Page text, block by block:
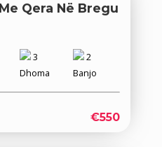
Qera Në Bregu
3
Dhoma
2
Banjo
€550